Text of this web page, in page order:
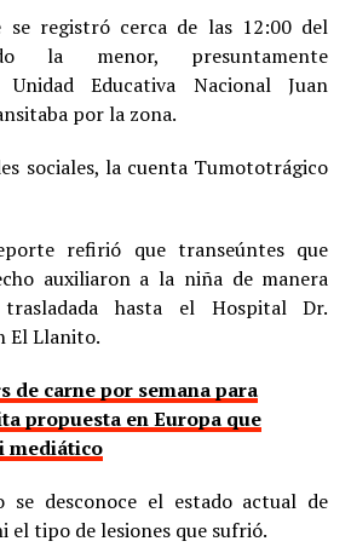
se registró cerca de las 12:00 del
la menor, presuntamente
Educativa Nacional Juan
por la zona.
sociales, la cuenta Tumototrágico
refirió que transeúntes que
auxiliaron a la niña de manera
hasta el Hospital Dr.
El Llanito.
de carne por semana para
propuesta en Europa que
mediático
se desconoce el estado actual de
el tipo de lesiones que sufrió.